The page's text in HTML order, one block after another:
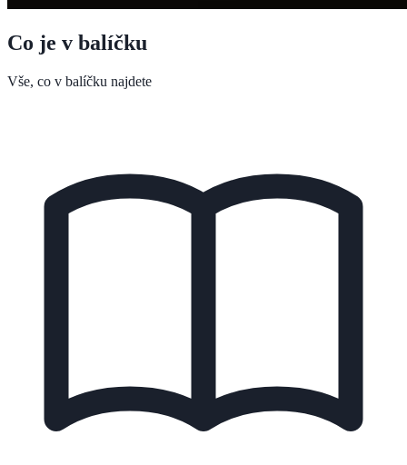
Co je v balíčku
Vše, co v balíčku najdete